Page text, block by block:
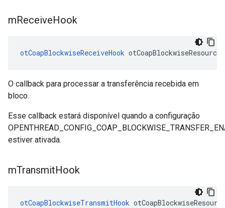
mReceiveHook
otCoapBlockwiseReceiveHook otCoapBlockwiseResource
O callback para processar a transferência recebida em
bloco.
Esse callback estará disponível quando a configuração
estiver ativada.
mTransmitHook
otCoapBlockwiseTransmitHook